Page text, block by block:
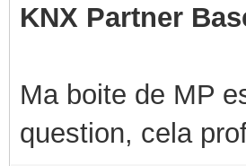
KNX Partner
Ma boite de MP
question, cela